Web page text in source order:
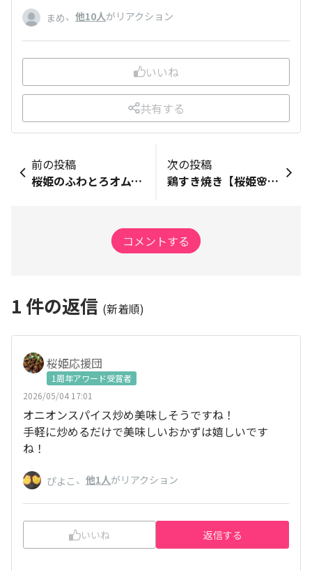
まめ、 他10人がリアクション
いいね
共有する
前の投稿
桜姫のふわとろオムライス
次の投稿
鶏すき焼き【桜姫🌸鶏むね肉】
コメントする
1 件の返信 (新着順)
桜姫応援団
1周年アワード受賞者
2026/05/04 17:01
オニオンスパイス炒め美味しそうですね！
手軽に炒めるだけで美味しいおかずは嬉しいです
ね！
ぴよこ 、 他1人がリアクション
いいね 返信する